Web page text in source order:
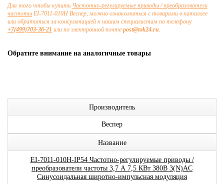
Для того чтобы купить Частотно-регулируемые приводы / преобразователи
частоты EI-7011-010H Веспер, можно ознакомиться с товарами в каталоге
или обратиться за консультацией к нашим специалистам по телефону
+7(499)703-36-21 или по электронной почте post@tok24.ru.
Обратите внимание на аналогичные товары
Производитель
Веспер
Название
EI-7011-010H-IP54 Частотно-регулируемые приводы /
преобразователи частоты 3,7 А 7,5 КВт 380В 3(N)AC
Синусоидальная широтно-импульсная модуляция